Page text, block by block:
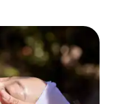
hydratatie en